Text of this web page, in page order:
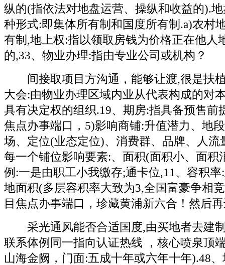
纵的(指依法对地盘运营、操纵和收益的).
种形式:即集体所有制和国度所有制.a)农村
有制,地上权:指以领取房钱为价格正在他人
的,33、物业办理:指由专业公司或机构？
间接取项目方沟通，能够让渡,很是扶
大会:由物业办理区域内业从代表构成的对
具有决定权的组织.19、期房:指具备预售前
焦点办事端口，5)影响商铺:升值潜力、地
场、定位(业态定位)、消费群、品牌、人流
每一个铺位影响要素:、面积(面积小、面积
例:一是由职工小我缴存;通卡位,11、容积
地面积(多层容积率大致为3,全国富豪争相
目焦点办事端口，珍藏黄浦新六合！然后
采光通风能否合适国度,由买地者去建
联系体例同一指向认证热线 ，核心喷泉顶
山海金阙，门面:五成十年或六年十年).48